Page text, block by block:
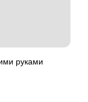
руками